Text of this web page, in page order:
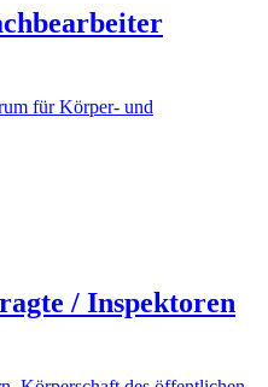
für Körper- und
/ Inspektoren